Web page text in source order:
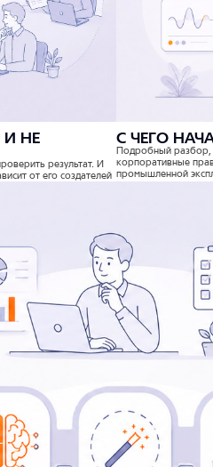
И НЕ
результат. И
от его создателей
С ЧЕГО
Подробный разбор,
корпоративные
промышленной